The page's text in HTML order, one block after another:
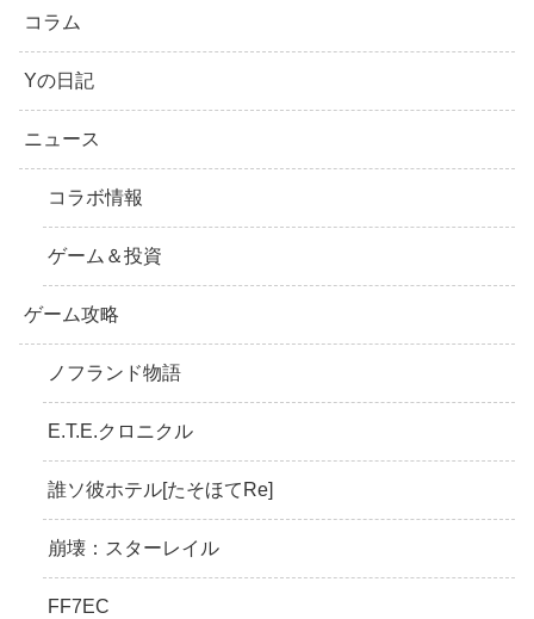
コラム
Yの日記
ニュース
コラボ情報
ゲーム＆投資
ゲーム攻略
ノフランド物語
E.T.E.クロニクル
誰ソ彼ホテル[たそほてRe]
崩壊：スターレイル
FF7EC